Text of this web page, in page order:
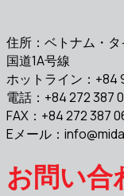
住所：ベトナム・タ
国道1A号線
ホットライン：+84
電話：+84 272 387
FAX：+84 272 387
Eメール：
お問い合